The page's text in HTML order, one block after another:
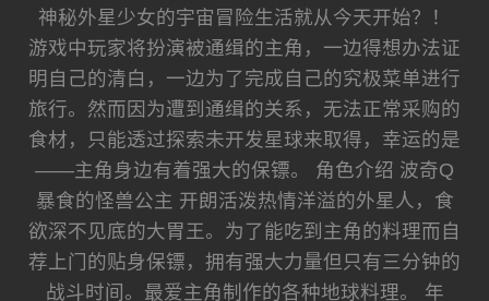
神秘外星少女的宇宙冒险生活就从今天开始？！
游戏中玩家将扮演被通缉的主角，一边得想办法证
明自己的清白，一边为了完成自己的究极菜单进行
旅行。然而因为遭到通缉的关系，无法正常采购的
食材，只能透过探索未开发星球来取得，幸运的是
——主角身边有着强大的保镖。 角色介绍 波奇Q
暴食的怪兽公主 开朗活泼热情洋溢的外星人，食
欲深不见底的大胃王。为了能吃到主角的料理而自
荐上门的贴身保镖，拥有强大力量但只有三分钟的
战斗时间。最爱主角制作的各种地球料理。 年